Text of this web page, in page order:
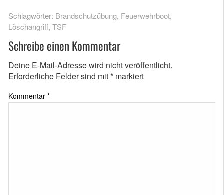
Schlagwörter: Brandschutzübung, Feuerwehrboot,
Löschangriff, TSF
Schreibe einen Kommentar
Deine E-Mail-Adresse wird nicht veröffentlicht.
Erforderliche Felder sind mit* markiert
Kommentar *